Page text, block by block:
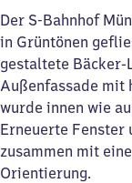
Der S-Bahnhof
in Grüntönen
gestaltete Bäcker-
Außenfassade mit
wurde innen wie
Erneuerte Fenster
zusammen mit
Orientierung.